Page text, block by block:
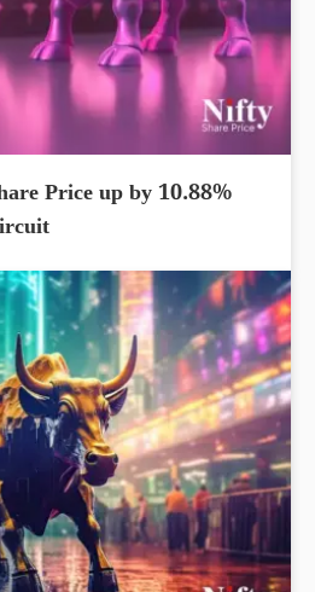
Price up by 10.88%